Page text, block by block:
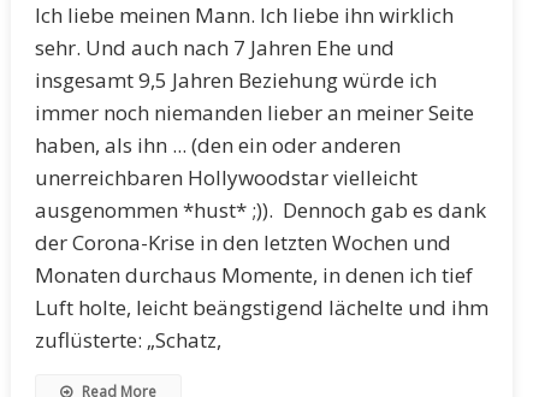
Ich liebe meinen Mann. Ich liebe ihn wirklich
sehr. Und auch nach 7 Jahren Ehe und
insgesamt 9,5 Jahren Beziehung würde ich
immer noch niemanden lieber an meiner Seite
haben, als ihn ... (den ein oder anderen
unerreichbaren Hollywoodstar vielleicht
ausgenommen *hust* ;)). Dennoch gab es dank
der Corona-Krise in den letzten Wochen und
Monaten durchaus Momente, in denen ich tief
Luft holte, leicht beängstigend lächelte und ihm
zuflüsterte: „Schatz,
Read More